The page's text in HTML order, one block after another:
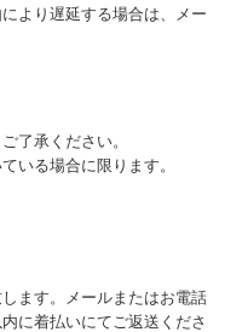
より遅延する場合は、メー
了承ください。
いる場合に限ります。
ます。メールまたはお電話
に着払いにてご返送くださ